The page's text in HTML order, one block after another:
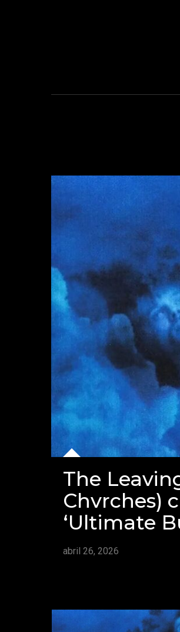
The
Chvrches)
‘Ultimate
abril 26, 2026